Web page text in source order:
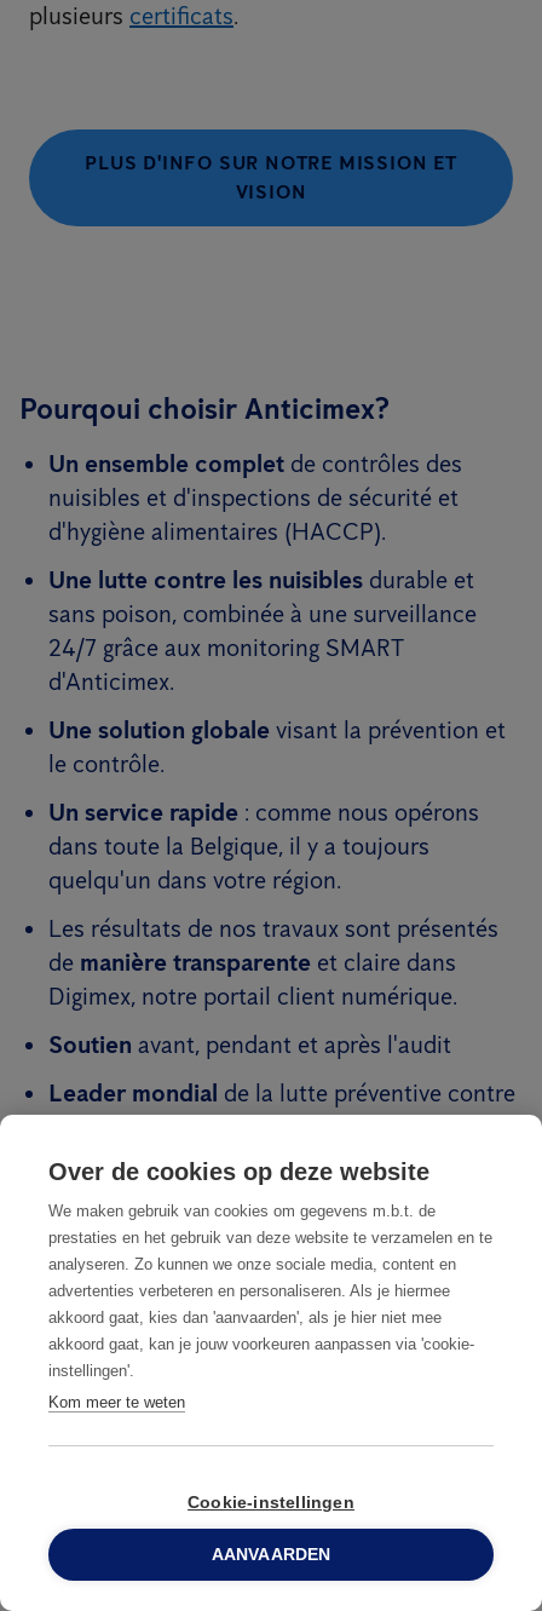
plusieurs certificats.
PLUS D'INFO SUR NOTRE MISSION ET
VISION
Pourqoui choisir Anticimex?
Un ensemble complet de contrôles des
nuisibles et d'inspections de sécurité et
d'hygiène alimentaires (HACCP).
Une lutte contre les nuisibles durable et
sans poison, combinée à une surveillance
24/7 grâce aux monitoring SMART
d'Anticimex.
Une solution globale visant la prévention et
le contrôle.
Un service rapide : comme nous opérons
dans toute la Belgique, il y a toujours
quelqu'un dans votre région.
Les résultats de nos travaux sont présentés
de manière transparente et claire dans
Digimex, notre portail client numérique.
Soutien avant, pendant et après l'audit
Leader mondial de la lutte préventive contre
Des techniciens formés par desexperts
+85 ans d'expérience
+280 employés
Plus de 15 000 clients satisfaits
Anticimex : votre partenaire pour la
Contactez-nous pour un travail ponctuel, un0800 96 900
Over de cookies op deze website
We maken gebruik van cookies om gegevens m.b.t. de
prestaties en het gebruik van deze website te verzamelen en te
analyseren. Zo kunnen we onze sociale media, content en
advertenties verbeteren en personaliseren. Als je hiermee
akkoord gaat, kies dan 'aanvaarden', als je hier niet mee
akkoord gaat, kan je jouw voorkeuren aanpassen via 'cookie-
instellingen'.
Kom meer te weten
Cookie-instellingen
AANVAARDEN